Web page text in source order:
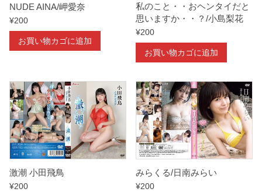
NUDE AINA/岬愛奈
¥200
お買い物カゴに追加
私のこと・・おヘンタイだと
思いますか・・？/小島梨花
¥200
お買い物カゴに追加
激潮 小田飛鳥
¥200
みらくる/日南みらい
¥200